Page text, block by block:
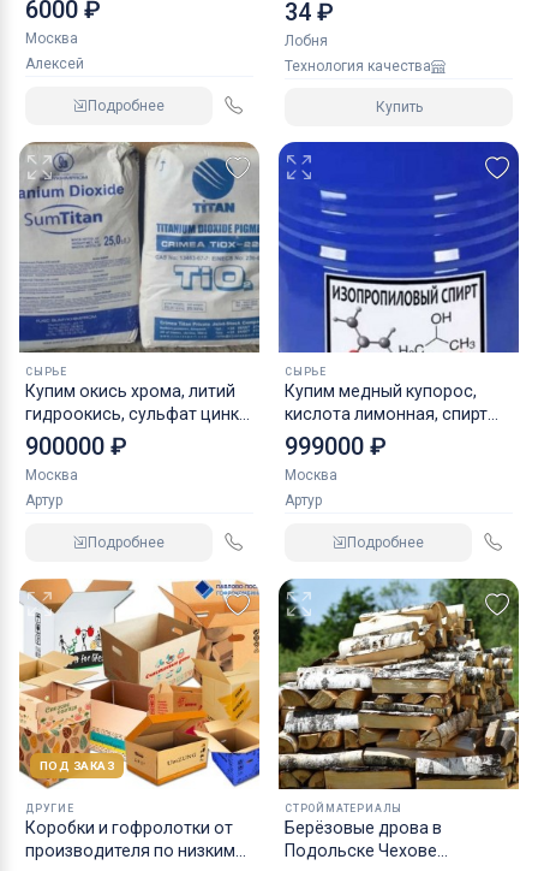
6000 ₽
Москва
Алексей
Подробнее
34 ₽
Лобня
Технология качества
Купить
СЫРЬЕ
Купим окись хрома, литий
гидроокись, сульфат цинка
и прочие реактивы, химию
900000 ₽
Москва
Артур
Подробнее
СЫРЬЕ
Купим медный купорос,
кислота лимонная, спирт
изопропиловый, перекись
водорода
999000 ₽
Москва
Артур
Подробнее
ПОД ЗАКАЗ
ДРУГИЕ
Коробки и гофролотки от
производителя по низким
СТРОЙМАТЕРИАЛЫ
Берёзовые дрова в
Подольске Чехове